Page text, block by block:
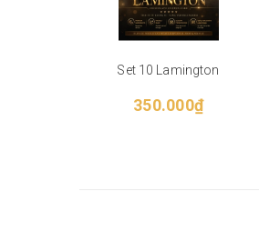
Set 10 Lamington
350.000₫